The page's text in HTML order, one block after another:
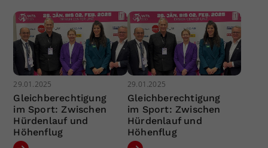
29.01.2025
Gleichberechtigung
im Sport: Zwischen
Hürdenlauf und
Höhenflug
29.01.2025
Gleichberechtigung
im Sport: Zwischen
Hürdenlauf und
Höhenflug